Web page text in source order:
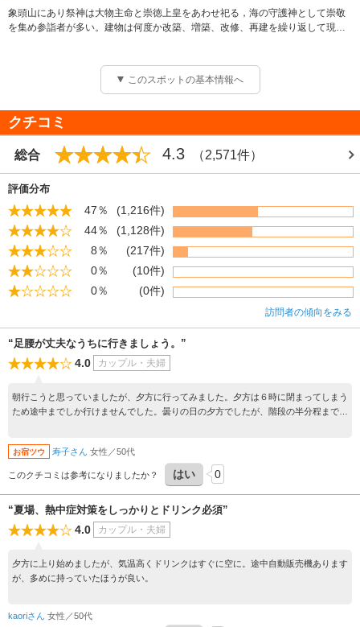
象頭山にあり祭神は大物主命と崇徳上皇をあわせ祀る，海の守護神として崇敬
を集め参詣者が多い。建物は何度か改築、増築、改修、再建を繰り返して現在
ぶ。広い境内には由緒ある御社や御堂が点在し、宝物館や書院には第一級の美
術品や文化財が陳列する。参道両脇には土産物や讃岐名物のうどん店、周辺も
創建年代 約３，０００年前
このスポットの基本情報へ
クチコミ
総合 4.3 （2,571件）
評価分布
47％
(1,216件)
44％
(1,128件)
8％
(217件)
0％
(10件)
0％
(0件)
訪問者の傾向をみる
“足腰が丈夫なうちに行きましょう。”
4.0 カップル・夫婦
朝行こうと思っていましたが、夕方に行ってみました。夕方は６時に閉まってしまう
ため途中までしか行けませんでした。曇りの日の夕方でしたが、階段の半分程まで登
お宿ツウ 寿子さん 女性／50代
このクチコミは参考になりましたか？ はい 0
“夏場、熱中症対策をしっかりとドリンク必須”
4.0 カップル・夫婦
夕方に上り始めましたが、気温高くドリンクはすぐに空に。途中自動販売機あります
が、多めに持っていたほうが良い。
kaoriさん 女性／50代